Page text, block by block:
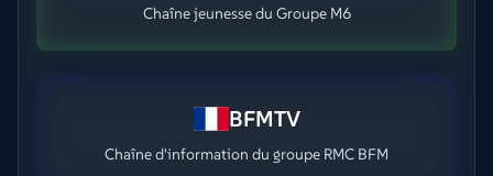
Chaîne jeunesse du Groupe M6
BFMTV
Chaîne d'information du groupe RMC BFM